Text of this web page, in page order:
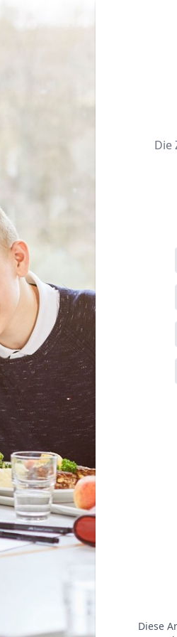
Die
Diese